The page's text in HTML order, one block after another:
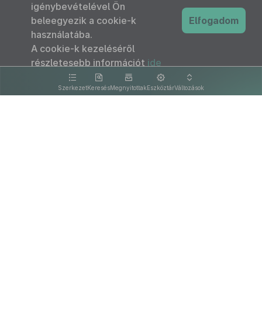
SzerkezetKeresésMegnyitottakEszköztárVáltozások
igénybevételével Ön
beleegyezik a cookie-k
használatába.
A cookie-k kezeléséről
részletesebb információt ide
kattintva olvashat.
Elfogadom